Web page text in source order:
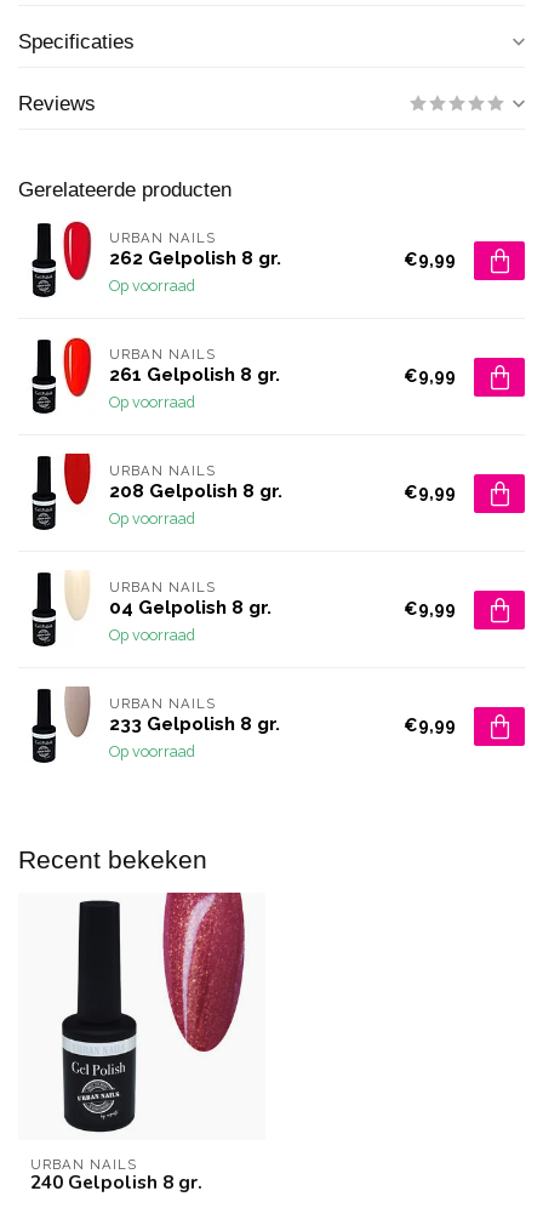
Specificaties
Reviews
Gerelateerde producten
URBAN NAILS
262 Gelpolish 8 gr.
Op voorraad
€9,99
URBAN NAILS
261 Gelpolish 8 gr.
Op voorraad
€9,99
URBAN NAILS
208 Gelpolish 8 gr.
Op voorraad
€9,99
URBAN NAILS
04 Gelpolish 8 gr.
Op voorraad
€9,99
URBAN NAILS
233 Gelpolish 8 gr.
Op voorraad
€9,99
Recent bekeken
URBAN NAILS
240 Gelpolish 8 gr.